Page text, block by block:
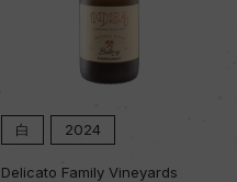
白 2024
Delicato Family Vineyards